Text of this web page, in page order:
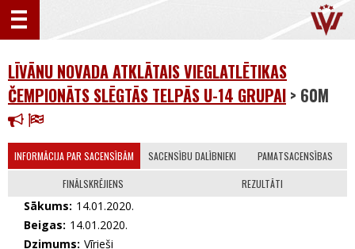
LĪVĀNU NOVADA ATKLĀTAIS VIEGLATLĒTIKAS
ČEMPIONĀTS SLĒGTĀS TELPĀS U-14 GRUPAI > 60M
INFORMĀCIJA PAR SACENSĪBĀM SACENSĪBU DALĪBNIEKI PAMATSACENSĪBAS
FINĀLSKRĒJIENS REZULTĀTI
Sākums: 14.01.2020.
Beigas: 14.01.2020.
Dzimums: Vīrieši